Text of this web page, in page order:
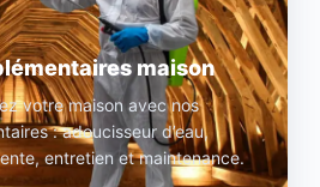
maison
votre maison avec nos
: adoucisseur d’eau,
entretien et maintenance.